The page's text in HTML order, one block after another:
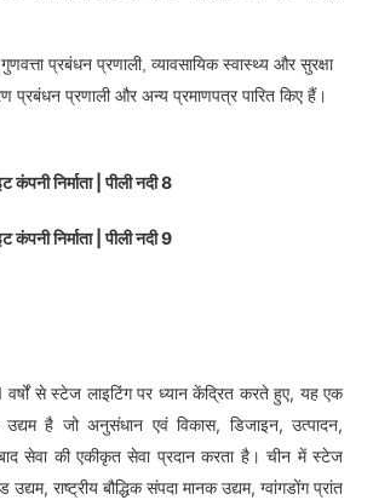
प्रबंधन प्रणाली, व्यावसायिक स्वास्थ्य और सुरक्षा
प्रबंधन प्रणाली और अन्य प्रमाणपत्र पारित किए हैं।
वर्षों से स्टेज लाइटिंग पर ध्यान केंद्रित करते हुए, यह एक
उद्यम है जो अनुसंधान एवं विकास, डिजाइन, उत्पादन,
सेवा की एकीकृत सेवा प्रदान करता है। चीन में स्टेज
उद्यम, राष्ट्रीय बौद्धिक संपदा मानक उद्यम, ग्वांगडोंग प्रांत